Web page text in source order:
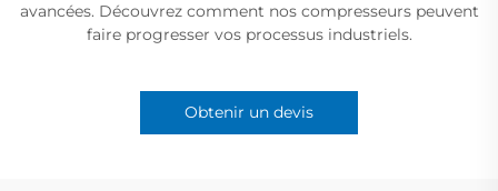
avancées. Découvrez comment nos compresseurs peuvent
faire progresser vos processus industriels.
Obtenir un devis